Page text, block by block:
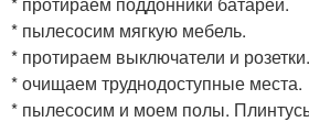
* пылесосим мягкую мебель.
* протираем выключатели и розетки.
* очищаем труднодоступные места.
* пылесосим и моем полы.